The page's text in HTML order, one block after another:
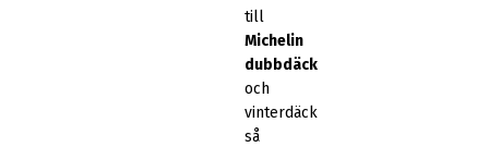
till
Michelin
dubbdäck
och
vinterdäck
så